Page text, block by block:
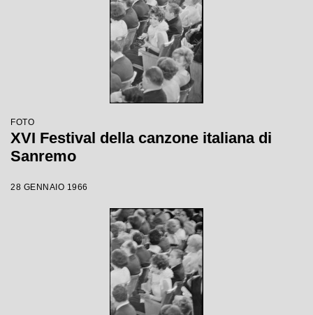
FOTO
XVI Festival della canzone italiana di
Sanremo
28 GENNAIO 1966